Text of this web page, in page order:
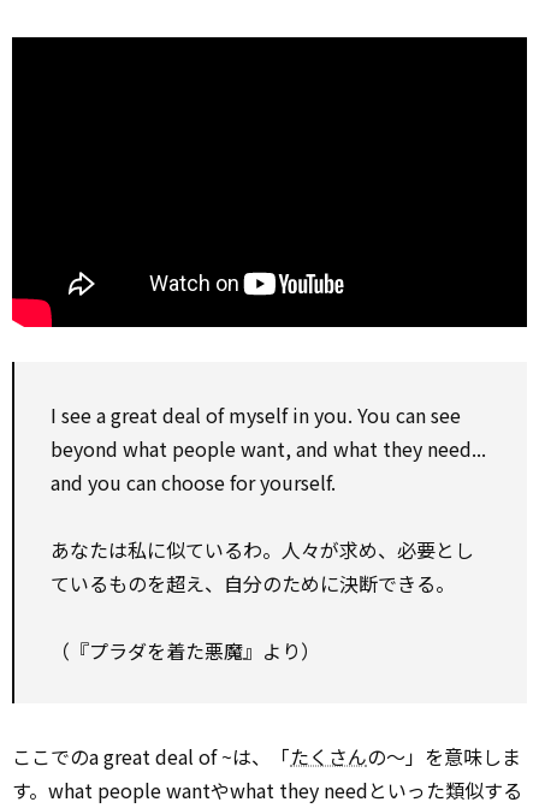
I see a great deal of myself in you. You can see
beyond what people want, and what they need...
and you can choose for yourself.
あなたは私に似ているわ。人々が求め、必要とし
ているものを超え、自分のために決断できる。
（『プラダを着た悪魔』より）
ここでのa great deal of ~は、「たくさんの～」を意味しま
す。what people wantやwhat they needといった類似する